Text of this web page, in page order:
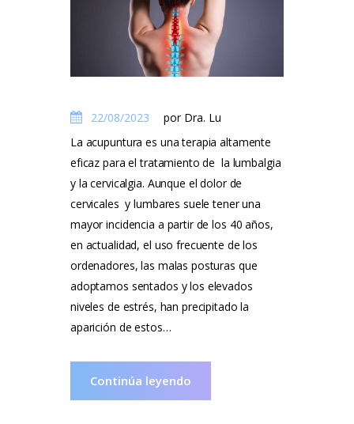
22/08/2023
por Dra. Lu
La acupuntura es una terapia altamente
eficaz para el tratamiento de la lumbalgia
y la cervicalgia. Aunque el dolor de
cervicales y lumbares suele tener una
mayor incidencia a partir de los 40 años,
en actualidad, el uso frecuente de los
ordenadores, las malas posturas que
adoptamos sentados y los elevados
niveles de estrés, han precipitado la
aparición de estos…
Continúa leyendo